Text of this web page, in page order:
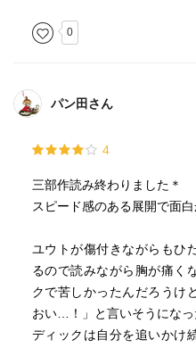
0
パン田さん
4
三部作読み終わりました＊
スピード感のある展開で面白
ユウトが傷付きながらもひ
るので読みながら胸が痛く
クで苦しかったんだろうけ
おい…！」と言いそうになっ
ディックは自分を追いかけ